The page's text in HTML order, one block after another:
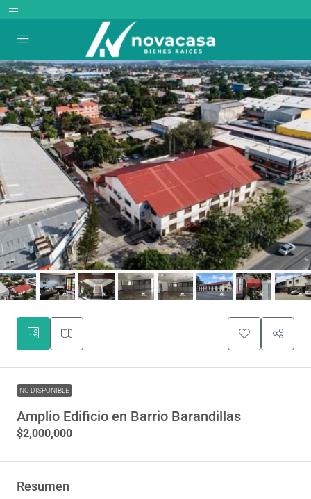
NO DISPONIBLE
Amplio Edificio en Barrio Barandillas
$2,000,000
Resumen